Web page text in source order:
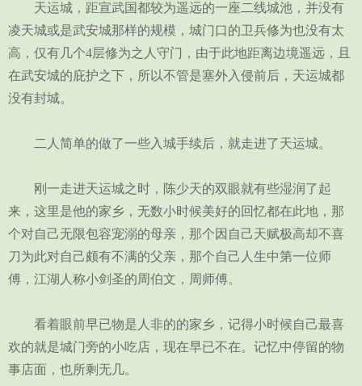
天运城，距宣武国都较为遥远的一座二线城池，并没有
凌天城或是武安城那样的规模，城门口的卫兵修为也没有太
高，仅有几个4层修为之人守门，由于此地距离边境遥远，且
在武安城的庇护之下，所以不管是塞外入侵前后，天运城都
没有封城。
二人简单的做了一些入城手续后，就走进了天运城。
刚一走进天运城之时，陈少天的双眼就有些湿润了起
来，这里是他的家乡，无数小时候美好的回忆都在此地，那
个对自己无限包容宠溺的母亲，那个因自己天赋极高却不喜
刀为此对自己颇有不满的父亲，那个自己人生中第一位师
傅，江湖人称小剑圣的周伯文，周师傅。
看着眼前早已物是人非的的家乡，记得小时候自己最喜
欢的就是城门旁的小吃店，现在早已不在。记忆中停留的物
事店面，也所剩无几。